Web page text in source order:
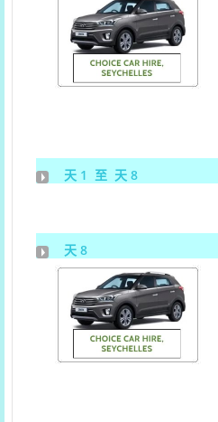
天 1 至 天 8
天 8